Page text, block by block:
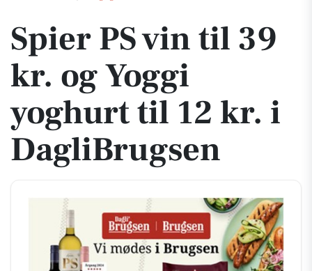
Spier PS vin til 39
kr. og Yoggi
yoghurt til 12 kr. i
DagliBrugsen